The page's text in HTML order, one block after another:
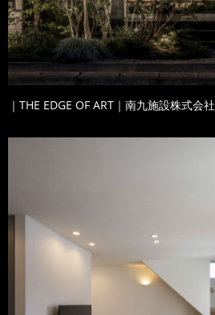
｜THE EDGE OF ART｜南九施設株式会社